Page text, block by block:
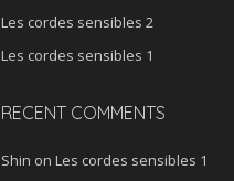
Les cordes sensibles 2
Les cordes sensibles 1
RECENT COMMENTS
Shin on Les cordes sensibles 1